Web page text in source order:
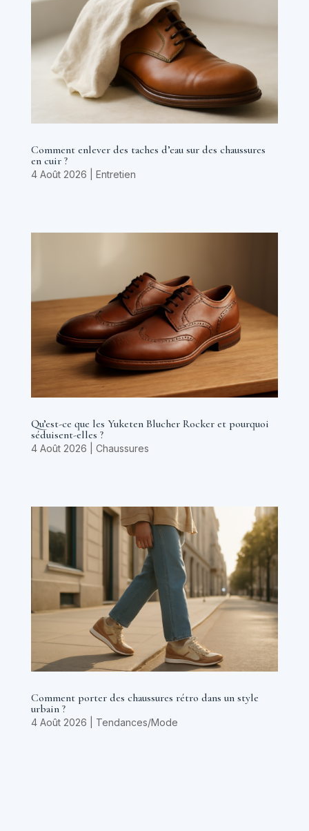
Comment enlever des taches d’eau sur des chaussures
en cuir ?
4 Août 2026 Entretien
Qu’est-ce que les Yuketen Blucher Rocker et pourquoi
séduisent-elles ?
4 Août 2026 Chaussures
Comment porter des chaussures rétro dans un style
urbain ?
4 Août 2026 Tendances/Mode